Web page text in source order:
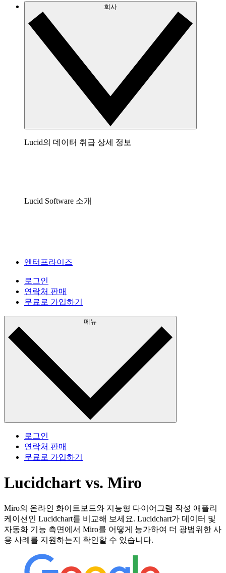
회사
Lucid의 데이터 취급 상세 정보
Lucid Software 소개
엔터프라이즈
로그인
연락처 판매
무료로 가입하기
메뉴
로그인
연락처 판매
무료로 가입하기
Lucidchart vs. Miro
Miro의 온라인 화이트보드와 지능형 다이어그램 작성 애플리
케이션인 Lucidchart를 비교해 보세요. Lucidchart가 데이터 및
자동화 기능 측면에서 Miro를 어떻게 능가하여 더 광범위한 사
용 사례를 지원하는지 확인할 수 있습니다.